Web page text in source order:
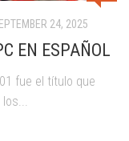
24, 2025
EN ESPAÑOL
fue el título que